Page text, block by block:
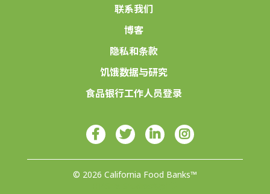
联系我们
博客
隐私和条款
饥饿数据与研究
食品银行工作人员登录
© 2026 California Food Banks™